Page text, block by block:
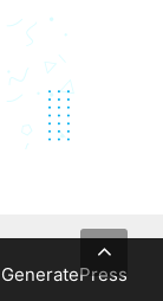
GeneratePress